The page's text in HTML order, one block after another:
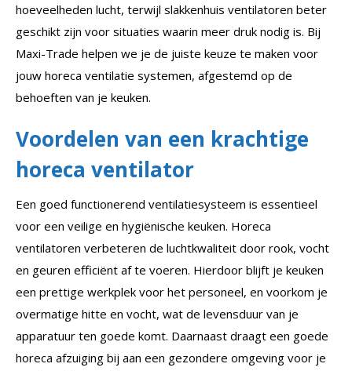
hoeveelheden lucht, terwijl slakkenhuis ventilatoren beter
geschikt zijn voor situaties waarin meer druk nodig is. Bij
Maxi-Trade helpen we je de juiste keuze te maken voor
jouw horeca ventilatie systemen, afgestemd op de
behoeften van je keuken.
Voordelen van een krachtige
horeca ventilator
Een goed functionerend ventilatiesysteem is essentieel
voor een veilige en hygiënische keuken. Horeca
ventilatoren verbeteren de luchtkwaliteit door rook, vocht
en geuren efficiënt af te voeren. Hierdoor blijft je keuken
een prettige werkplek voor het personeel, en voorkom je
overmatige hitte en vocht, wat de levensduur van je
apparatuur ten goede komt. Daarnaast draagt een goede
horeca afzuiging bij aan een gezondere omgeving voor je